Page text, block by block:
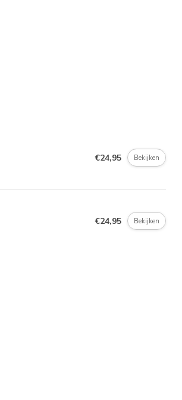
€24,95 Bekijken
€24,95 Bekijken